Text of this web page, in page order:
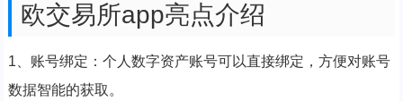
欧交易所app亮点介绍
1、账号绑定：个人数字资产账号可以直接绑定，方便对账号
数据智能的获取。